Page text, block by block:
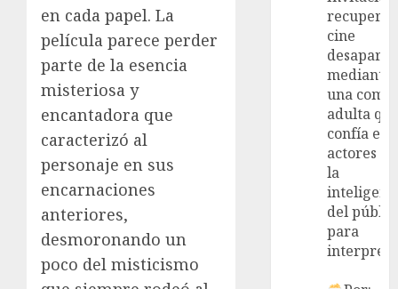
en cada papel. La
película parece perder
parte de la esencia
misteriosa y
encantadora que
caracterizó al
personaje en sus
encarnaciones
anteriores,
desmoronando un
poco del misticismo
recupera
cine
mediante
una
adulta
confía en
actores y
la
del
para